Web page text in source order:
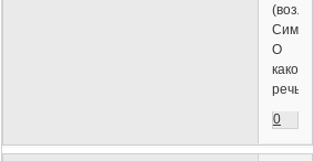
(возле
О
каком
речь
0